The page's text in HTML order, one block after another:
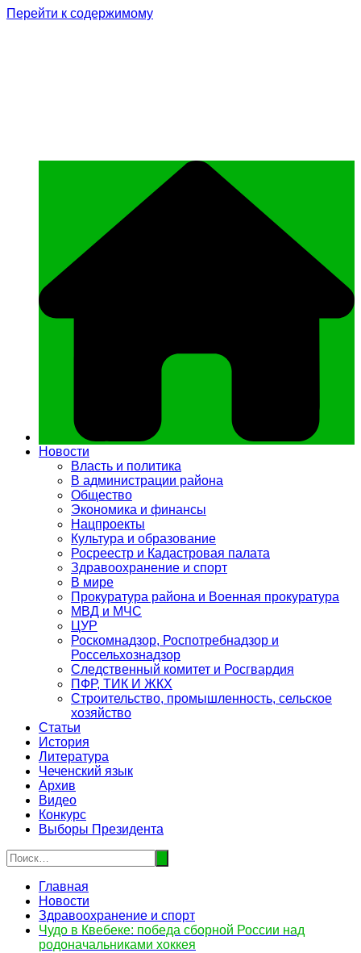
Перейти к содержимому
Новости
Власть и политика
В администрации района
Общество
Экономика и финансы
Нацпроекты
Культура и образование
Росреестр и Кадастровая палата
Здравоохранение и спорт
В мире
Прокуратура района и Военная прокуратура
МВД и МЧС
ЦУР
Роскомнадзор, Роспотребнадзор и
Россельхознадзор
Следственный комитет и Росгвардия
ПФР, ТИК И ЖКХ
Строительство, промышленность, сельское
хозяйство
Статьи
История
Литература
Чеченский язык
Архив
Видео
Конкурс
Выборы Президента
Главная
Новости
Здравоохранение и спорт
Чудо в Квебеке: победа сборной России над
родоначальниками хоккея